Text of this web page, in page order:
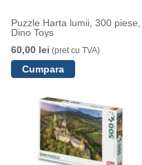
Puzzle Harta lumii, 300 piese,
Dino Toys
60,00 lei (pret cu TVA)